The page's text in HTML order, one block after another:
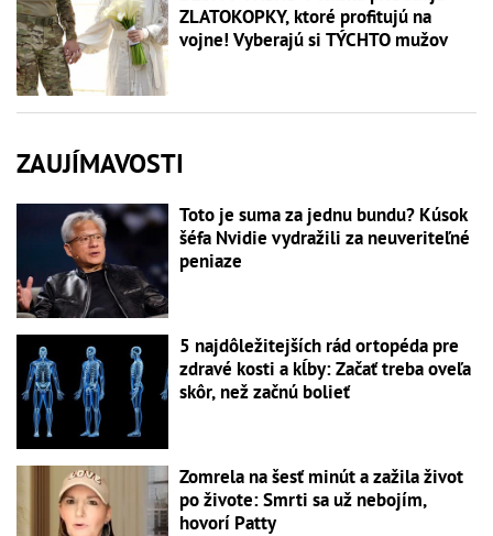
ZLATOKOPKY, ktoré profitujú na
vojne! Vyberajú si TÝCHTO mužov
ZAUJÍMAVOSTI
Toto je suma za jednu bundu? Kúsok
šéfa Nvidie vydražili za neuveriteľné
peniaze
5 najdôležitejších rád ortopéda pre
zdravé kosti a kĺby: Začať treba oveľa
skôr, než začnú bolieť
Zomrela na šesť minút a zažila život
po živote: Smrti sa už nebojím,
hovorí Patty